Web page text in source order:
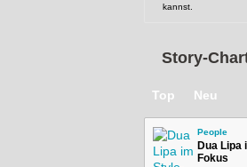
kannst.
Story-
Top Neu
People
Dua Lipa
Fokus